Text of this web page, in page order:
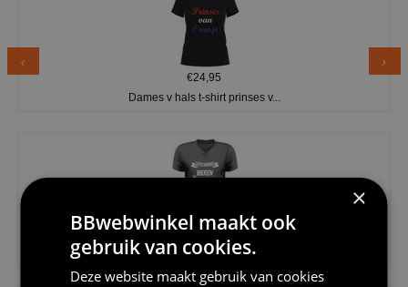
€24,95
Dames v hals t-shirt prinses v...
€24,95
Koningsdag shirt heren v-hals ...
×
BBwebwinkel maakt ook
gebruik van cookies.
Deze website maakt gebruik van cookies